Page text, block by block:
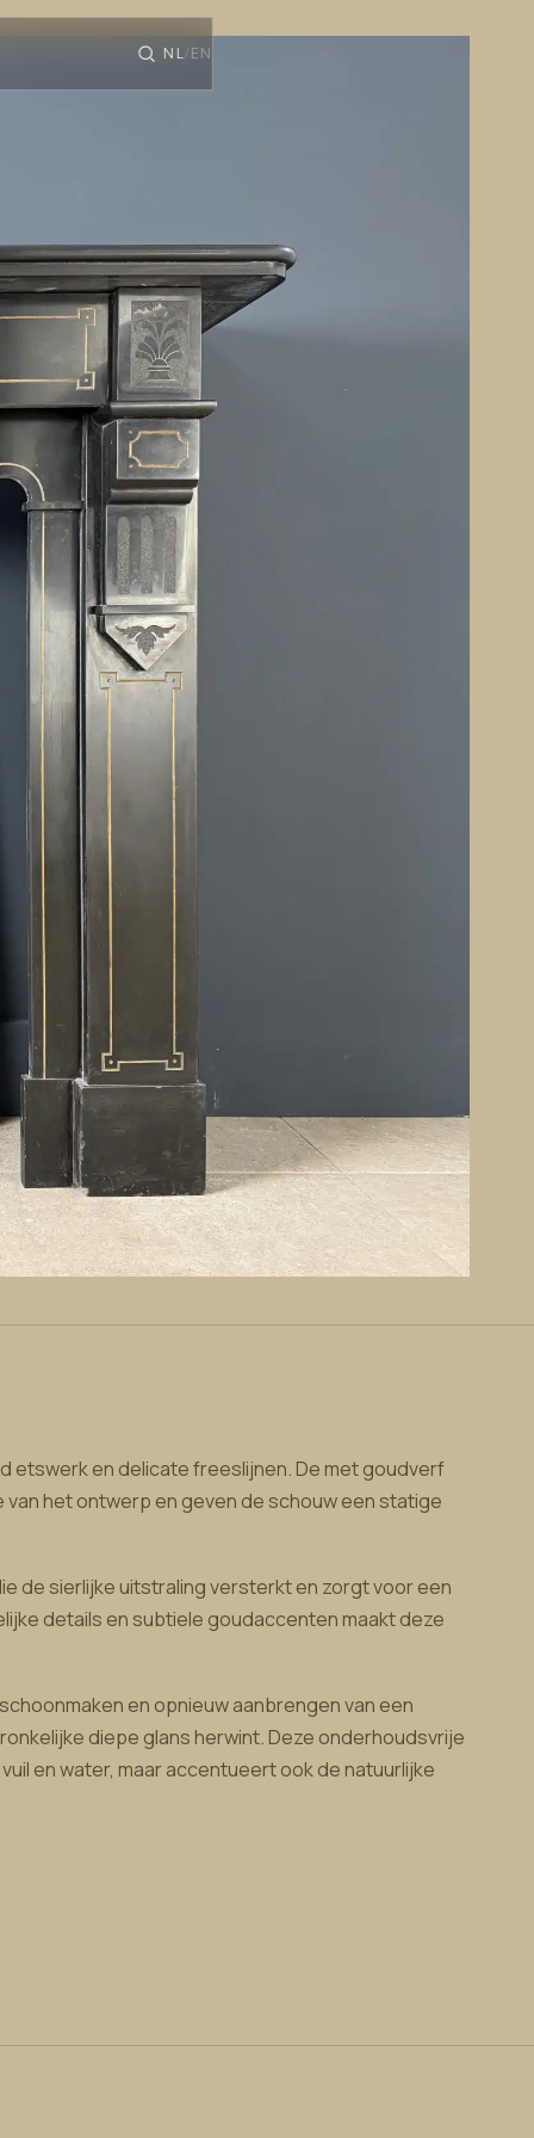
NL/EN
etswerk en delicate freeslijnen. De met goudverf
het ontwerp en geven de schouw een statige
de sierlijke uitstraling versterkt en zorgt voor een
details en subtiele goudaccenten maakt deze
en opnieuw aanbrengen van een
diepe glans herwint. Deze onderhoudsvrije
en water, maar accentueert ook de natuurlijke